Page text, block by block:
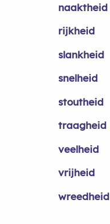
naaktheid
rijkheid
slankheid
snelheid
stoutheid
traagheid
veelheid
vrijheid
wreedheid